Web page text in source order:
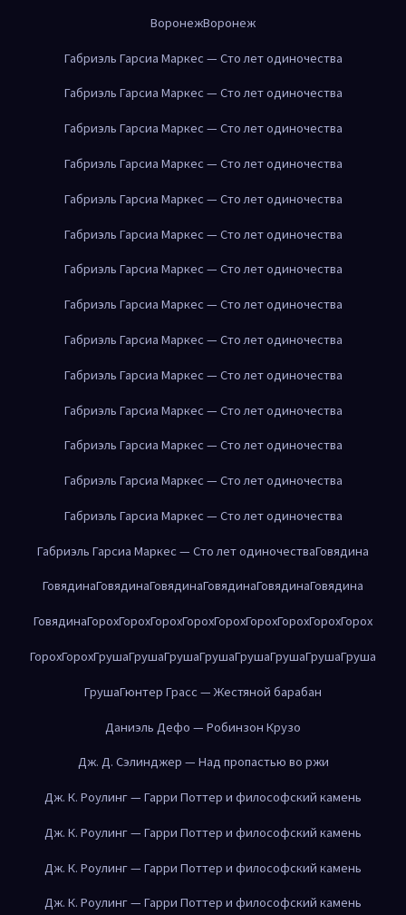
ВоронежВоронеж
Габриэль Гарсиа Маркес — Сто лет одиночества
Габриэль Гарсиа Маркес — Сто лет одиночества
Габриэль Гарсиа Маркес — Сто лет одиночества
Габриэль Гарсиа Маркес — Сто лет одиночества
Габриэль Гарсиа Маркес — Сто лет одиночества
Габриэль Гарсиа Маркес — Сто лет одиночества
Габриэль Гарсиа Маркес — Сто лет одиночества
Габриэль Гарсиа Маркес — Сто лет одиночества
Габриэль Гарсиа Маркес — Сто лет одиночества
Габриэль Гарсиа Маркес — Сто лет одиночества
Габриэль Гарсиа Маркес — Сто лет одиночества
Габриэль Гарсиа Маркес — Сто лет одиночества
Габриэль Гарсиа Маркес — Сто лет одиночества
Габриэль Гарсиа Маркес — Сто лет одиночества
Габриэль Гарсиа Маркес — Сто лет одиночестваГовядина
ГовядинаГовядинаГовядинаГовядинаГовядинаГовядина
ГовядинаГорохГорохГорохГорохГорохГорохГорохГорохГорох
ГорохГорохГрушаГрушаГрушаГрушаГрушаГрушаГрушаГруша
ГрушаГюнтер Грасс — Жестяной барабан
Даниэль Дефо — Робинзон Крузо
Дж. Д. Сэлинджер — Над пропастью во ржи
Дж. К. Роулинг — Гарри Поттер и философский камень
Дж. К. Роулинг — Гарри Поттер и философский камень
Дж. К. Роулинг — Гарри Поттер и философский камень
Дж. К. Роулинг — Гарри Поттер и философский камень